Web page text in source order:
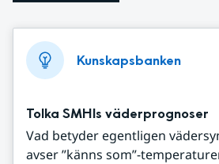
Kunskapsbanken
Tolka SMHIs väderprognoser
Vad betyder egentligen
avser ”känns som”-